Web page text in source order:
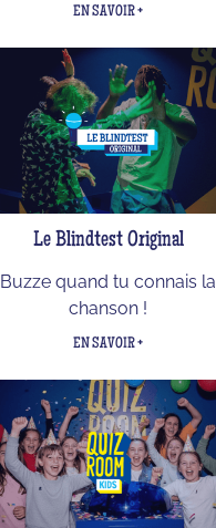
EN SAVOIR +
Le Blindtest Original
Buzze quand tu connais la
chanson !
EN SAVOIR +